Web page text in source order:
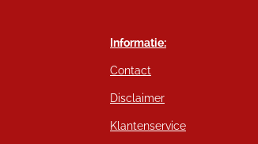
Informatie:
Contact
Disclaimer
Klantenservice